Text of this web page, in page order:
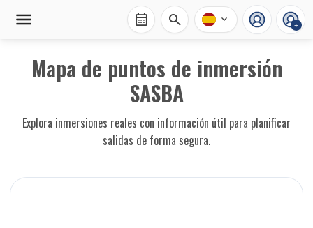
calendar_month search expand_more +
Mapa de puntos de inmersión
SASBA
Explora inmersiones reales con información útil para planificar
salidas de forma segura.